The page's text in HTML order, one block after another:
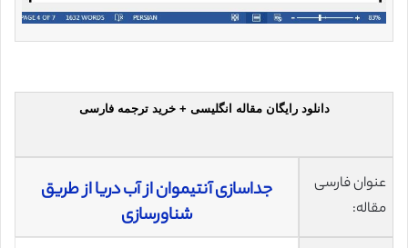
دانلود رایگان مقاله انگلیسی + خرید ترجمه فارسی
عنوان فارسی
مقاله:
جداسازی آنتیموان از آب دریا از طریق
شناورسازی